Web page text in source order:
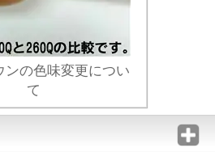
ンの色味変更につい
て